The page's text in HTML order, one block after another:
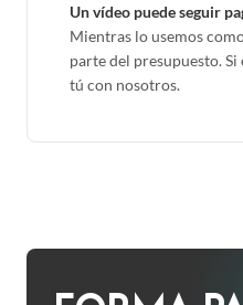
Un vídeo puede seguir
Mientras lo usemos
parte del presupuesto. Si
tú con nosotros.